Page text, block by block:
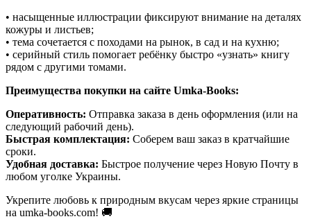
• насыщенные иллюстрации фиксируют внимание на деталях
кожуры и листьев;
• тема сочетается с походами на рынок, в сад и на кухню;
• серийный стиль помогает ребёнку быстро «узнать» книгу
рядом с другими томами.
Преимущества покупки на сайте Umka-Books:
Оперативность: Отправка заказа в день оформления (или на
следующий рабочий день).
Быстрая комплектация: Соберем ваш заказ в кратчайшие
сроки.
Удобная доставка: Быстрое получение через Новую Почту в
любом уголке Украины.
Укрепите любовь к природным вкусам через яркие страницы
на umka-books.com! 🚚